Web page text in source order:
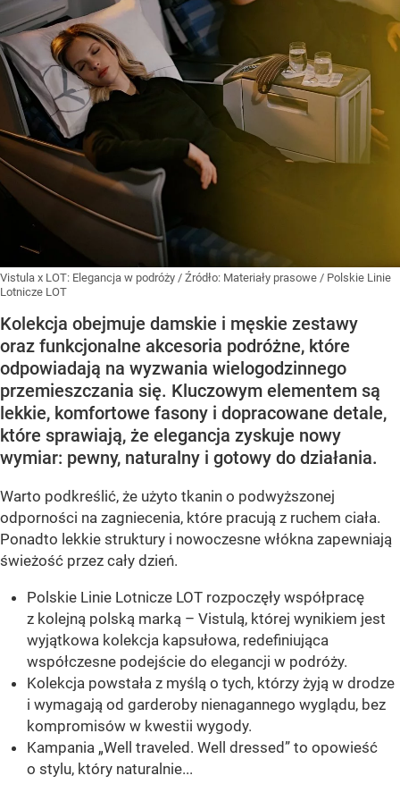
Vistula x LOT: Elegancja w podróży / Źródło: Materiały prasowe / Polskie Linie
Lotnicze LOT
Kolekcja obejmuje damskie i męskie zestawy
oraz funkcjonalne akcesoria podróżne, które
odpowiadają na wyzwania wielogodzinnego
przemieszczania się. Kluczowym elementem są
lekkie, komfortowe fasony i dopracowane detale,
które sprawiają, że elegancja zyskuje nowy
wymiar: pewny, naturalny i gotowy do działania.
Warto podkreślić, że użyto tkanin o podwyższonej
odporności na zagniecenia, które pracują z ruchem ciała.
Ponadto lekkie struktury i nowoczesne włókna zapewniają
świeżość przez cały dzień.
Polskie Linie Lotnicze LOT rozpoczęły współpracę
z kolejną polską marką – Vistulą, której wynikiem jest
wyjątkowa kolekcja kapsułowa, redefiniująca
współczesne podejście do elegancji w podróży.
Kolekcja powstała z myślą o tych, którzy żyją w drodze
i wymagają od garderoby nienagannego wyglądu, bez
kompromisów w kwestii wygody.
Kampania „Well traveled. Well dressed” to opowieść
o stylu, który naturalnie...